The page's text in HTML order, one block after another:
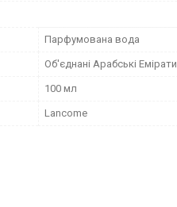
Парфумована вода
Об'єднані Арабські Емірати
100 мл
Lancome